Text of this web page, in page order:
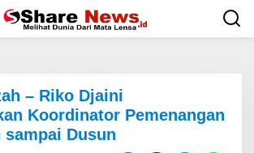
– Riko Djaini
Koordinator Pemenangan
sampai Dusun